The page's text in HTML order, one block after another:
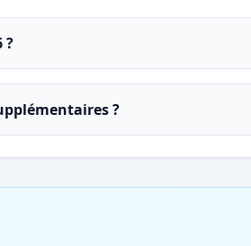
?
?